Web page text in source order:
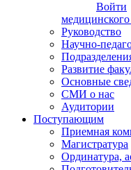
Войти
Руководство
Научно-
Развитие
Основные
СМИ о нас
Аудитории
Поступающим
Приемная
Магистратура
Ординатура,